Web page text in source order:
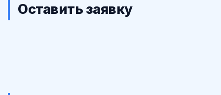
Оставить заявку